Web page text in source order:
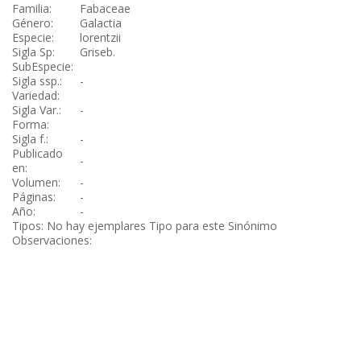
Familia:
Fabaceae
Género:
Galactia
Especie:
lorentzii
Sigla Sp:
Griseb.
SubEspecie:
Sigla ssp.:
-
Variedad:
Sigla Var.:
-
Forma:
Sigla f.:
-
Publicado
en:
-
Volumen:
-
Páginas:
-
Año:
-
Tipos: No hay ejemplares Tipo para este Sinónimo
Observaciones: